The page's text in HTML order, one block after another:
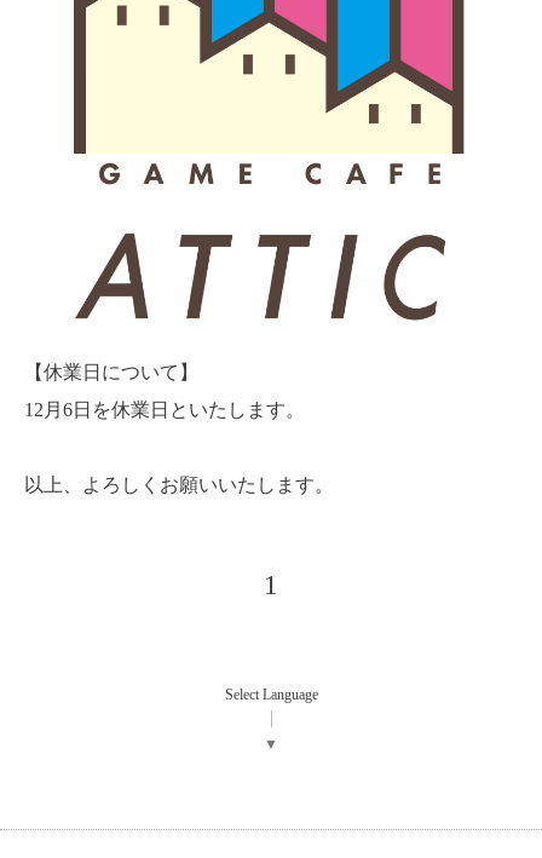
【休業日について】
12月6日を休業日といたします。
以上、よろしくお願いいたします。
1
Select Language
▼